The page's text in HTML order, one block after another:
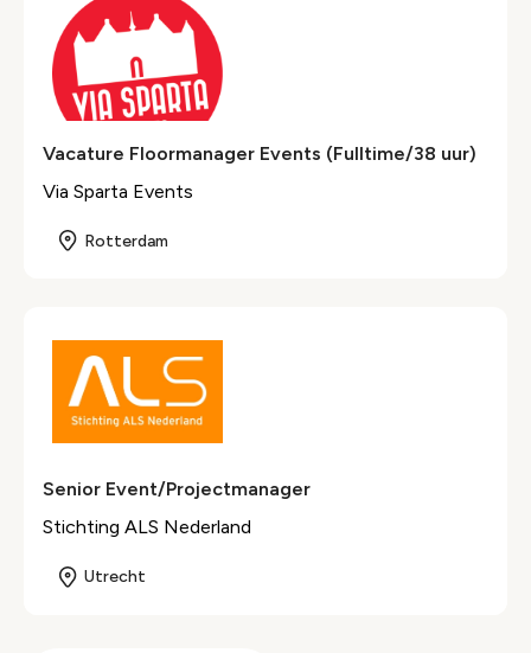
Vacature Floormanager Events (Fulltime/38 uur)
Via Sparta Events
Rotterdam
Senior Event/Projectmanager
Stichting ALS Nederland
Utrecht